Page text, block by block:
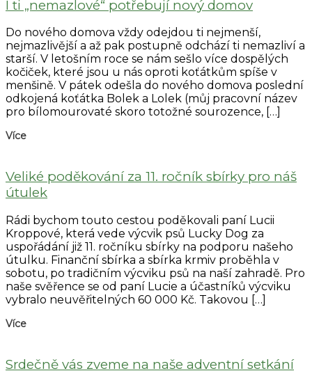
I ti „nemazlové“ potřebují nový domov
Do nového domova vždy odejdou ti nejmenší,
nejmazlivější a až pak postupně odchází ti nemazliví a
starší. V letošním roce se nám sešlo více dospělých
kočiček, které jsou u nás oproti koťátkům spíše v
menšině. V pátek odešla do nového domova poslední
odkojená koťátka Bolek a Lolek (můj pracovní název
pro bílomourovaté skoro totožné sourozence, […]
Více
Veliké poděkování za 11. ročník sbírky pro náš
útulek
Rádi bychom touto cestou poděkovali paní Lucii
Kroppové, která vede výcvik psů Lucky Dog za
uspořádání již 11. ročníku sbírky na podporu našeho
útulku. Finanční sbírka a sbírka krmiv proběhla v
sobotu, po tradičním výcviku psů na naší zahradě. Pro
naše svěřence se od paní Lucie a účastníků výcviku
vybralo neuvěřitelných 60 000 Kč. Takovou […]
Více
Srdečně vás zveme na naše adventní setkání